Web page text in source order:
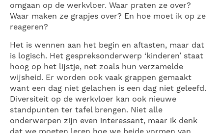
omgaan op de werkvloer. Waar praten ze over?
Waar maken ze grapjes over? En hoe moet ik op ze
reageren?
Het is wennen aan het begin en aftasten, maar dat
is logisch. Het gespreksonderwerp ‘kinderen’ staat
hoog op het lijstje, net zoals hun verzamelde
wijsheid. Er worden ook vaak grappen gemaakt
want een dag niet gelachen is een dag niet geleefd.
Diversiteit op de werkvloer kan ook nieuwe
standpunten ter tafel brengen. Niet alle
onderwerpen zijn even interessant, maar ik denk